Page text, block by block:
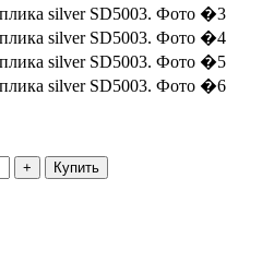
Купить